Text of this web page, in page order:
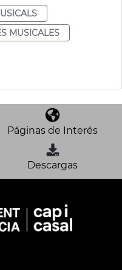
MUSICALES
Páginas de Interés
Descargas